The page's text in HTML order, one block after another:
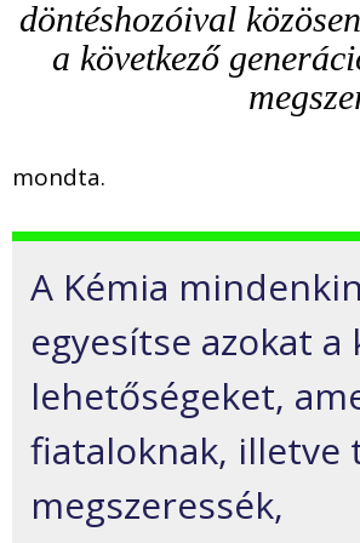
döntéshozóival
a következő
mondta.
A Kémia
egyesítse azokat
lehetőségeket,
fiataloknak, illetve
megszeressék,